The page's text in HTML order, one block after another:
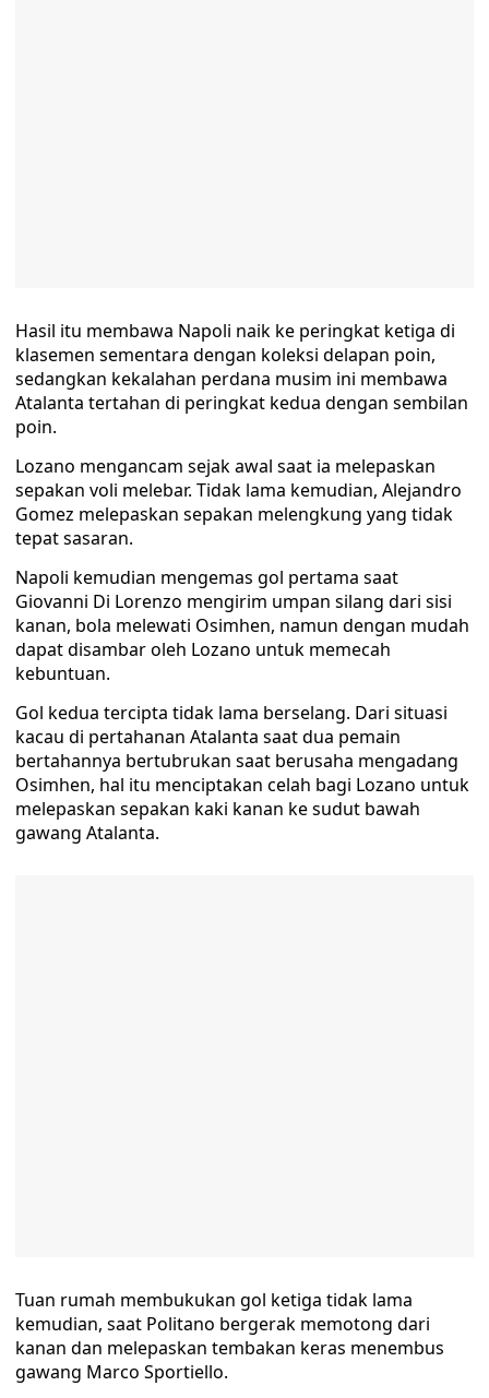
Hasil itu membawa Napoli naik ke peringkat ketiga di
klasemen sementara dengan koleksi delapan poin,
sedangkan kekalahan perdana musim ini membawa
Atalanta tertahan di peringkat kedua dengan sembilan
poin.
Lozano mengancam sejak awal saat ia melepaskan
sepakan voli melebar. Tidak lama kemudian, Alejandro
Gomez melepaskan sepakan melengkung yang tidak
tepat sasaran.
Napoli kemudian mengemas gol pertama saat
Giovanni Di Lorenzo mengirim umpan silang dari sisi
kanan, bola melewati Osimhen, namun dengan mudah
dapat disambar oleh Lozano untuk memecah
kebuntuan.
Gol kedua tercipta tidak lama berselang. Dari situasi
kacau di pertahanan Atalanta saat dua pemain
bertahannya bertubrukan saat berusaha mengadang
Osimhen, hal itu menciptakan celah bagi Lozano untuk
melepaskan sepakan kaki kanan ke sudut bawah
gawang Atalanta.
Tuan rumah membukukan gol ketiga tidak lama
kemudian, saat Politano bergerak memotong dari
kanan dan melepaskan tembakan keras menembus
gawang Marco Sportiello.